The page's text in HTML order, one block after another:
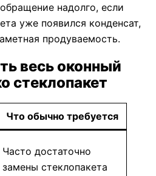
надолго, если
уже появился конденсат,
продуваемость.
весь оконный
стеклопакет
Что обычно требуется
Часто достаточно
замены стеклопакета